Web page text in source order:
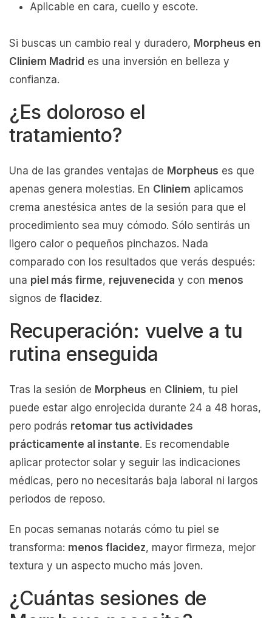
Aplicable en cara, cuello y escote.
Si buscas un cambio real y duradero, Morpheus en
Cliniem Madrid es una inversión en belleza y
confianza.
¿Es doloroso el
tratamiento?
Una de las grandes ventajas de Morpheus es que
apenas genera molestias. En Cliniem aplicamos
crema anestésica antes de la sesión para que el
procedimiento sea muy cómodo. Sólo sentirás un
ligero calor o pequeños pinchazos. Nada
comparado con los resultados que verás después:
una piel más firme, rejuvenecida y con menos
signos de flacidez.
Recuperación: vuelve a tu
rutina enseguida
Tras la sesión de Morpheus en Cliniem, tu piel
puede estar algo enrojecida durante 24 a 48 horas,
pero podrás retomar tus actividades
prácticamente al instante. Es recomendable
aplicar protector solar y seguir las indicaciones
médicas, pero no necesitarás baja laboral ni largos
periodos de reposo.
En pocas semanas notarás cómo tu piel se
transforma: menos flacidez, mayor firmeza, mejor
textura y un aspecto mucho más joven.
¿Cuántas sesiones de